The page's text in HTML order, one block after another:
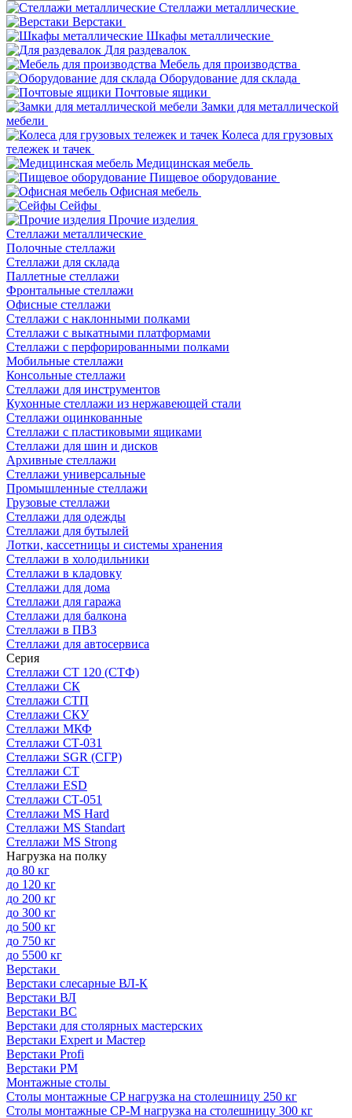
Стеллажи металлические
Верстаки
Шкафы металлические
Для раздевалок
Мебель для производства
Оборудование для склада
Почтовые ящики
Замки для металлической
мебели
Колеса для грузовых
тележек и тачек
Медицинская мебель
Пищевое оборудование
Офисная мебель
Сейфы
Прочие изделия
Стеллажи металлические
Полочные стеллажи
Стеллажи для склада
Паллетные стеллажи
Фронтальные стеллажи
Офисные стеллажи
Стеллажи с наклонными полками
Стеллажи с выкатными платформами
Стеллажи с перфорированными полками
Мобильные стеллажи
Консольные стеллажи
Стеллажи для инструментов
Кухонные стеллажи из нержавеющей стали
Стеллажи оцинкованные
Стеллажи с пластиковыми ящиками
Стеллажи для шин и дисков
Архивные стеллажи
Стеллажи универсальные
Промышленные стеллажи
Грузовые стеллажи
Стеллажи для одежды
Стеллажи для бутылей
Лотки, кассетницы и системы хранения
Стеллажи в холодильники
Стеллажи в кладовку
Стеллажи для дома
Стеллажи для гаража
Стеллажи для балкона
Стеллажи в ПВЗ
Стеллажи для автосервиса
Серия
Стеллажи СТ 120 (СТФ)
Стеллажи СК
Стеллажи СТП
Стеллажи СКУ
Стеллажи МКФ
Стеллажи СТ-031
Стеллажи SGR (СГР)
Стеллажи СТ
Стеллажи ESD
Стеллажи СТ-051
Стеллажи MS Hard
Стеллажи MS Standart
Стеллажи MS Strong
Нагрузка на полку
до 80 кг
до 120 кг
до 200 кг
до 300 кг
до 500 кг
до 750 кг
до 5500 кг
Верстаки
Верстаки слесарные ВЛ-К
Верстаки ВЛ
Верстаки ВС
Верстаки для столярных мастерских
Верстаки Expert и Мастер
Верстаки Profi
Верстаки РМ
Монтажные столы
Столы монтажные СP нагрузка на столешницу 250 кг
Столы монтажные СР-М нагрузка на столешницу 300 кг